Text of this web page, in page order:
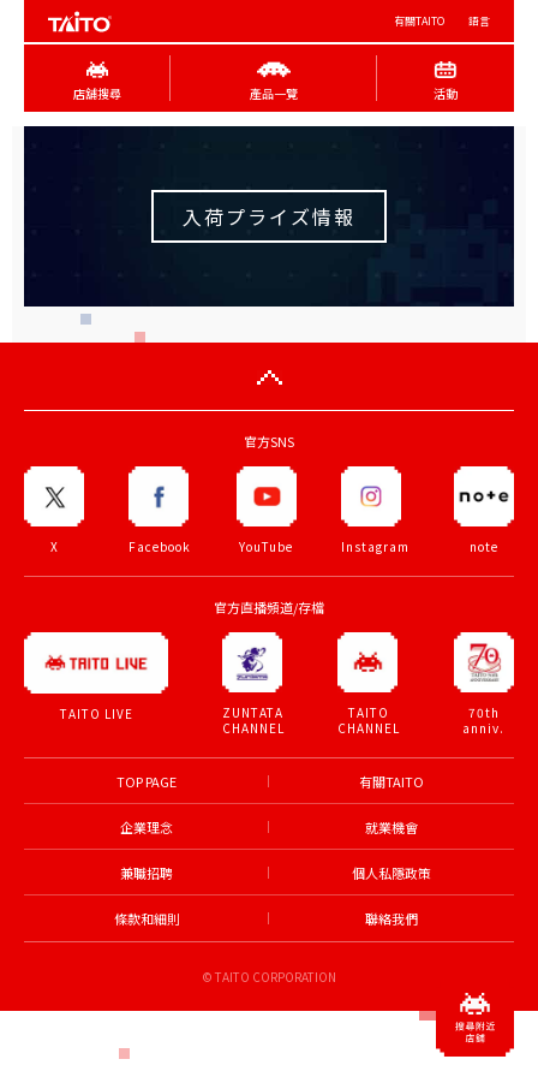
有關TAITO 語言
店舖搜尋 產品一覽 活動
入荷プライズ情報
官方SNS
X Facebook YouTube Instagram note
官方直播頻道/存檔
TAITO LIVE
ZUNTATA
CHANNEL
TAITO
CHANNEL
70th
anniv.
TOP PAGE 有關TAITO
企業理念 就業機會
兼職招聘 個人私隱政策
條款和細則 聯絡我們
© TAITO CORPORATION